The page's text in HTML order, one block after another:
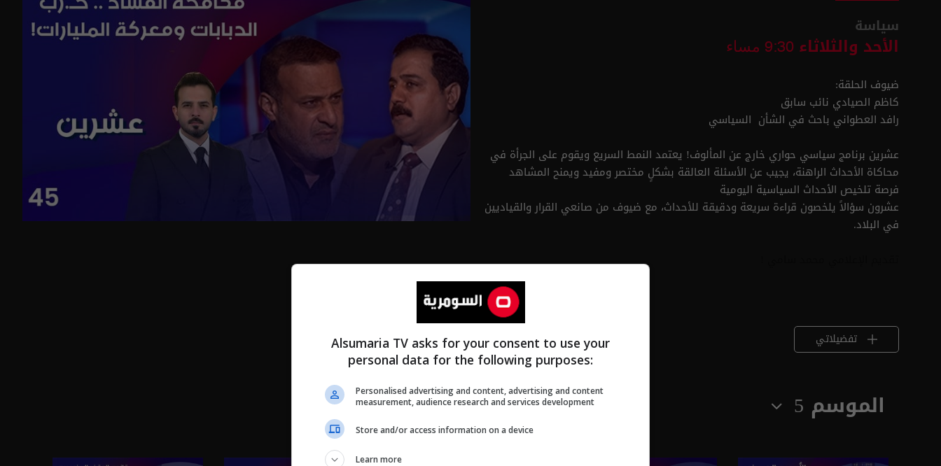
سياسة
الأحد والثلاثاء 9:30 مساء
ضيوف الحلقة:
كاظم الصيادي نائب سابق
رافد العطواني باحث في الشأن السياسي
عشرين برنامج سياسي حواري خارج عن المألوف! يعتمد النمط السريع ويقوم على الجرأة في
محاكاة الأحداث الراهنة، يجيب عن الأسئلة العالقة بشكلٍ مختصر ومفيد ويمنح المشاهد
فرصة تلخيص الأحداث السياسية اليومية
عشرون سؤالاً يلخصون قراءة سريعة ودقيقة للأحداث، مع ضيوف من صانعي القرار والقياديين
في البلاد.
تفضيلاتي
الموسم 5
Alsumaria TV asks for your consent to use your
personal data for the following purposes:
Personalised advertising and content, advertising and content
measurement, audience research and services development
Store and/or access information on a device
Learn more